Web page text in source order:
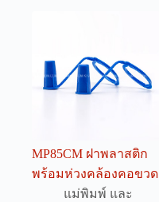
MP85CM ฝาพลาสติก
พร้อมห่วงคล้องคอขวด
แม่พิมพ์ และ